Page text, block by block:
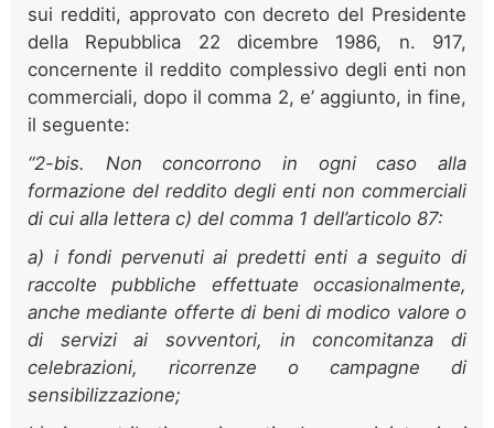
sui redditi, approvato con decreto del Presidente
della Repubblica 22 dicembre 1986, n. 917,
concernente il reddito complessivo degli enti non
commerciali, dopo il comma 2, e’ aggiunto, in fine,
il seguente:
“2-bis. Non concorrono in ogni caso alla
formazione del reddito degli enti non commerciali
di cui alla lettera c) del comma 1 dell’articolo 87:
a) i fondi pervenuti ai predetti enti a seguito di
raccolte pubbliche effettuate occasionalmente,
anche mediante offerte di beni di modico valore o
di servizi ai sovventori, in concomitanza di
celebrazioni, ricorrenze o campagne di
sensibilizzazione;